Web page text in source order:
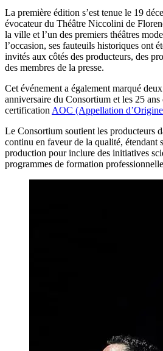
La première édition s’est tenue le 19
évocateur du Théâtre Niccolini de
la ville et l’un des premiers théâtres
l’occasion, ses fauteuils historiques ont
invités aux côtés des producteurs, des
des membres de la presse.
Cet événement a également marqué
anniversaire du Consortium et les 25 ans
certification AOC (Appellation
Le Consortium soutient les producteurs
continu en faveur de la qualité, étendant
production pour inclure des initiatives
programmes de formation